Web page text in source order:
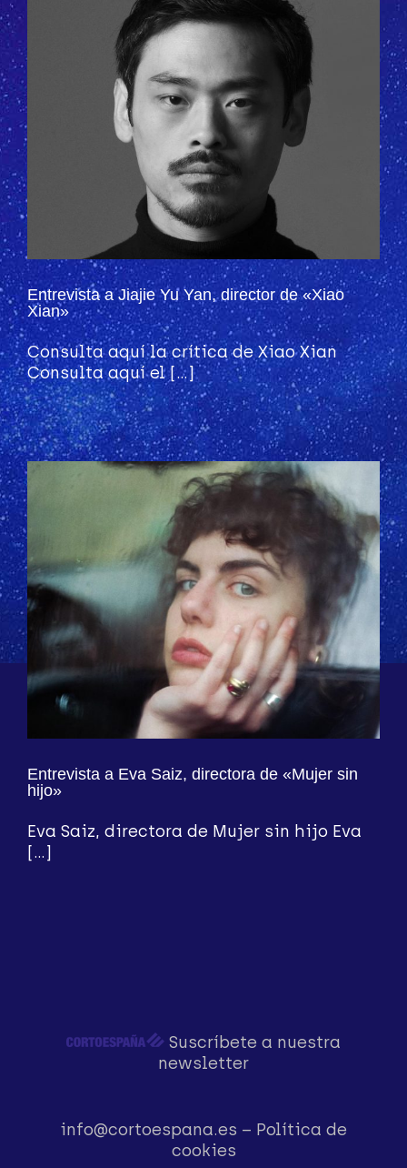
Entrevista a Jiajie Yu Yan, director de «Xiao
Xian»
Consulta aquí la crítica de Xiao Xian
Consulta aquí el [...]
Entrevista a Eva Saiz, directora de «Mujer sin
hijo»
Eva Saiz, directora de Mujer sin hijo Eva
[...]
Suscríbete a nuestra
newsletter
info@cortoespana.es – Política de
cookies